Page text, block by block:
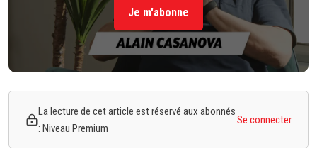
Je m'abonne
La lecture de cet article est réservé aux abonnés
: Niveau Premium
Se connecter